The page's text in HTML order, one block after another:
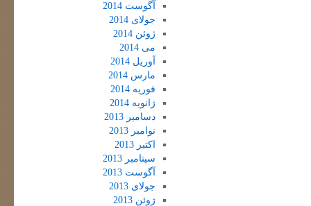
آگوست 2014
جولای 2014
ژوئن 2014
می 2014
آوریل 2014
مارس 2014
فوریه 2014
ژانویه 2014
دسامبر 2013
نوامبر 2013
اکتبر 2013
سپتامبر 2013
آگوست 2013
جولای 2013
ژوئن 2013